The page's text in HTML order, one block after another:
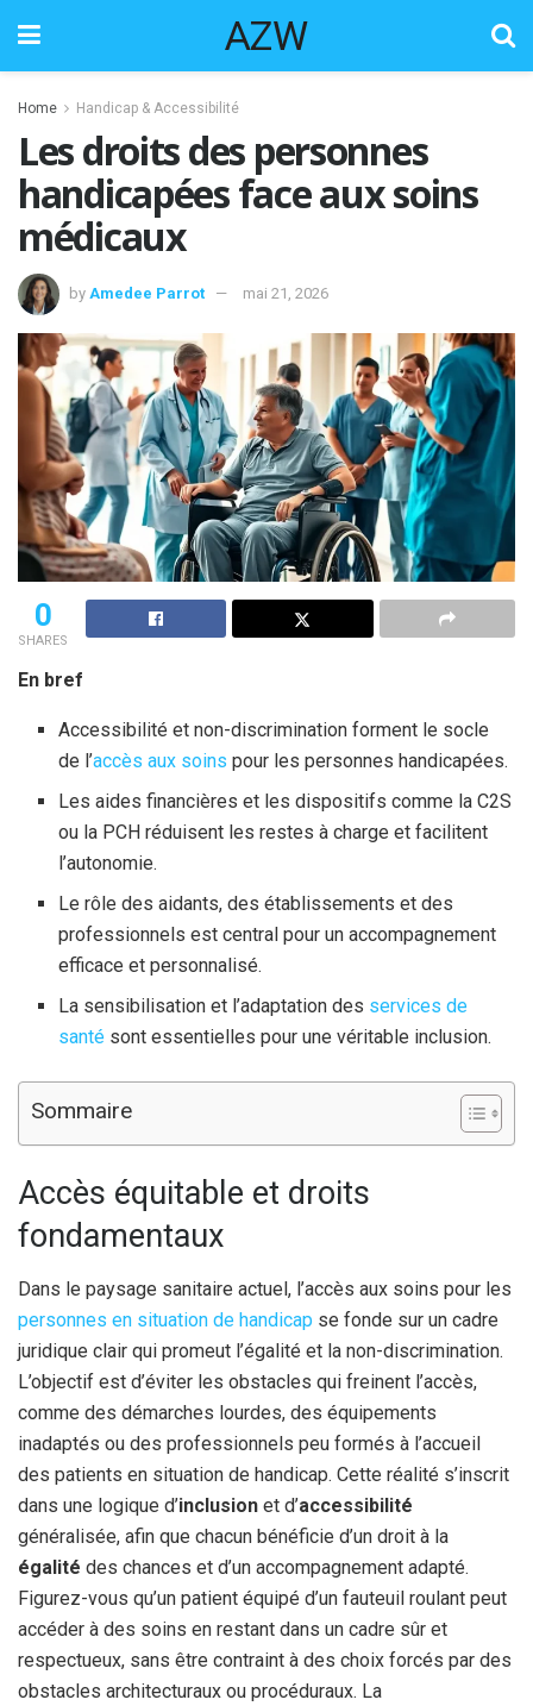
AZW
Home Handicap & Accessibilité
Les droits des personnes
handicapées face aux soins
médicaux
by Amedee Parrot mai 21, 2026
0
SHARES
En bref
Accessibilité et non-discrimination forment le socle
de l’accès aux soins pour les personnes handicapées.
Les aides financières et les dispositifs comme la C2S
ou la PCH réduisent les restes à charge et facilitent
l’autonomie.
Le rôle des aidants, des établissements et des
professionnels est central pour un accompagnement
efficace et personnalisé.
La sensibilisation et l’adaptation des services de
santé sont essentielles pour une véritable inclusion.
Sommaire
Accès équitable et droits
fondamentaux
Dans le paysage sanitaire actuel, l’accès aux soins pour les
personnes en situation de handicap se fonde sur un cadre
juridique clair qui promeut l’égalité et la non-discrimination.
L’objectif est d’éviter les obstacles qui freinent l’accès,
comme des démarches lourdes, des équipements
inadaptés ou des professionnels peu formés à l’accueil
des patients en situation de handicap. Cette réalité s’inscrit
dans une logique d’inclusion et d’accessibilité
généralisée, afin que chacun bénéficie d’un droit à la
égalité des chances et d’un accompagnement adapté.
Figurez-vous qu’un patient équipé d’un fauteuil roulant peut
accéder à des soins en restant dans un cadre sûr et
respectueux, sans être contraint à des choix forcés par des
obstacles architecturaux ou procéduraux. La